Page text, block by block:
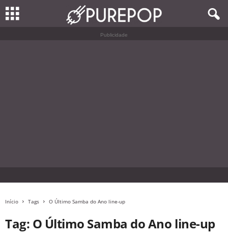
Publicidade
Início Tags O Último Samba do Ano line-up
Tag: O Último Samba do Ano line-up